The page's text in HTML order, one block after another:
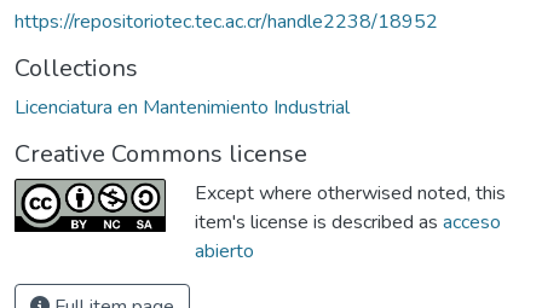
https://repositoriotec.tec.ac.cr/handle2238/18952
Collections
Licenciatura en Mantenimiento Industrial
Creative Commons license
Except where otherwised noted, this
item's license is described as acceso
abierto